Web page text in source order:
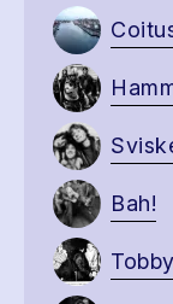
Bah!